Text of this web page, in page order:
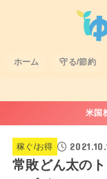
ホーム 守る/節約
米国
稼ぐ/お得
常敗どん太の